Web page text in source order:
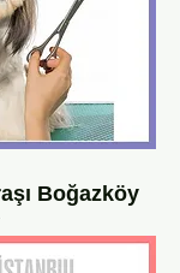
Boğazköy